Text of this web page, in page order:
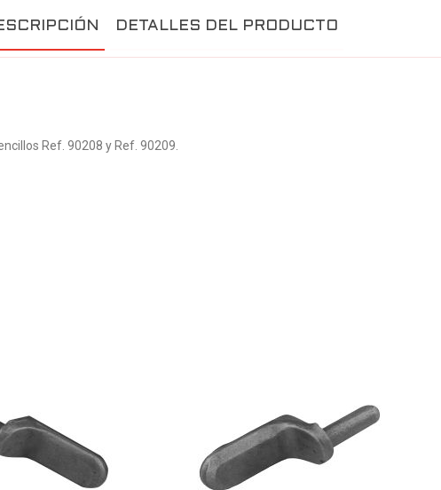
DETALLES DEL PRODUCTO
Ref. 90208 y Ref. 90209.